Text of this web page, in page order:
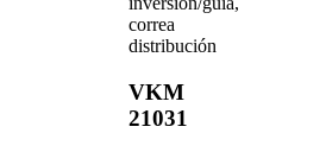
correa
distribución
VKM
21031